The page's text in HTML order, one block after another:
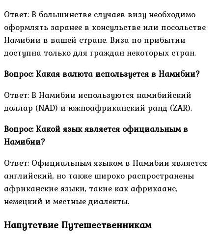
Ответ: В большинстве случаев визу необходимо
оформлять заранее в консульстве или посольстве
Намибии в вашей стране. Виза по прибытии
доступна только для граждан некоторых стран.
Вопрос: Какая валюта используется в Намибии?
Ответ: В Намибии используются намибийский
доллар (NAD) и южноафриканский ранд (ZAR).
Вопрос: Какой язык является официальным в
Намибии?
Ответ: Официальным языком в Намибии является
английский, но также широко распространены
африканские языки, такие как африкаанс,
немецкий и местные диалекты.
Напутствие Путешественникам